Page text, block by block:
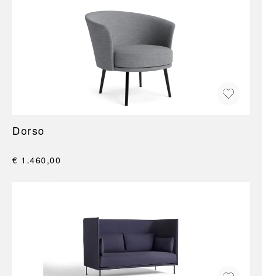
Dorso
€ 1.460,00